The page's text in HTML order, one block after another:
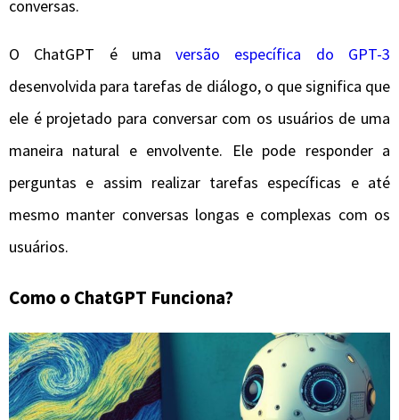
conversas.
O ChatGPT é umaversão específica do GPT-3
desenvolvida para tarefas de diálogo, o que significa que
ele é projetado para conversar com os usuários de uma
maneira natural e envolvente. Ele pode responder a
perguntas e assim realizar tarefas específicas e até
mesmo manter conversas longas e complexas com os
usuários.
Como o ChatGPT Funciona?